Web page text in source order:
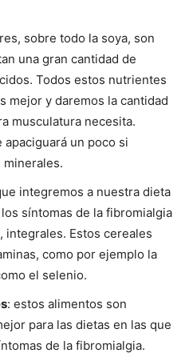
sobre todo la soya, son
una gran cantidad de
Todos estos nutrientes
mejor y daremos la cantidad
musculatura necesita.
un poco si
minerales.
integremos a nuestra dieta
síntomas de la fibromialgia
integrales. Estos cereales
como por ejemplo la
el selenio.
: estos alimentos son
para las dietas en las que
de la fibromialgia.